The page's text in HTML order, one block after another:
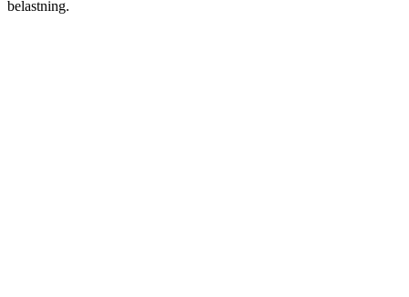
belastning.